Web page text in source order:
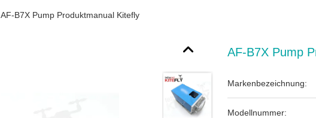
AF-B7X Pump Produktmanual Kitefly
AF-B7X Pump
Markenbezeichnung:
Modellnummer: